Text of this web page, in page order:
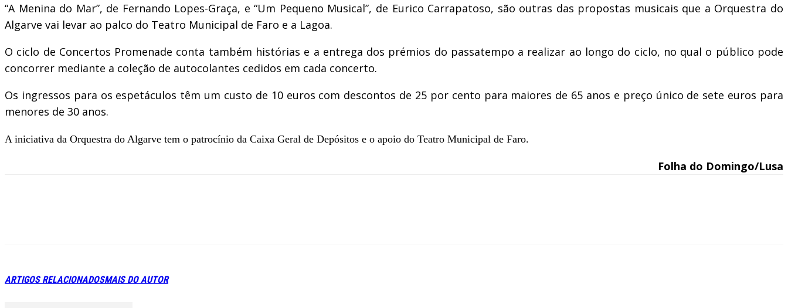
“A Menina do Mar”, de Fernando Lopes-Graça, e “Um Pequeno Musical”, de Eurico Carrapatoso, são outras das propostas musicais que a Orquestra do
Algarve vai levar ao palco do Teatro Municipal de Faro e a Lagoa.
O ciclo de Concertos Promenade conta também histórias e a entrega dos prémios do passatempo a realizar ao longo do ciclo, no qual o público pode
concorrer mediante a coleção de autocolantes cedidos em cada concerto.
Os ingressos para os espetáculos têm um custo de 10 euros com descontos de 25 por cento para maiores de 65 anos e preço único de sete euros para
menores de 30 anos.
A iniciativa da Orquestra do Algarve tem o patrocínio da Caixa Geral de Depósitos e o apoio do Teatro Municipal de Faro.
Folha do Domingo/Lusa
ARTIGOS RELACIONADOSMAIS DO AUTOR